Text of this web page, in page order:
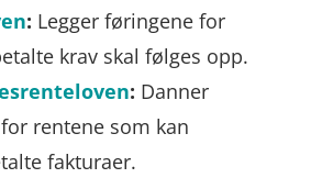
: Legger føringene for
krav skal følges opp.
: Danner
rentene som kan
fakturaer.